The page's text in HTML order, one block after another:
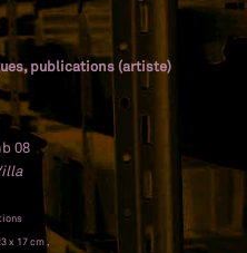
publications (artiste)
08
x 17 cm ,